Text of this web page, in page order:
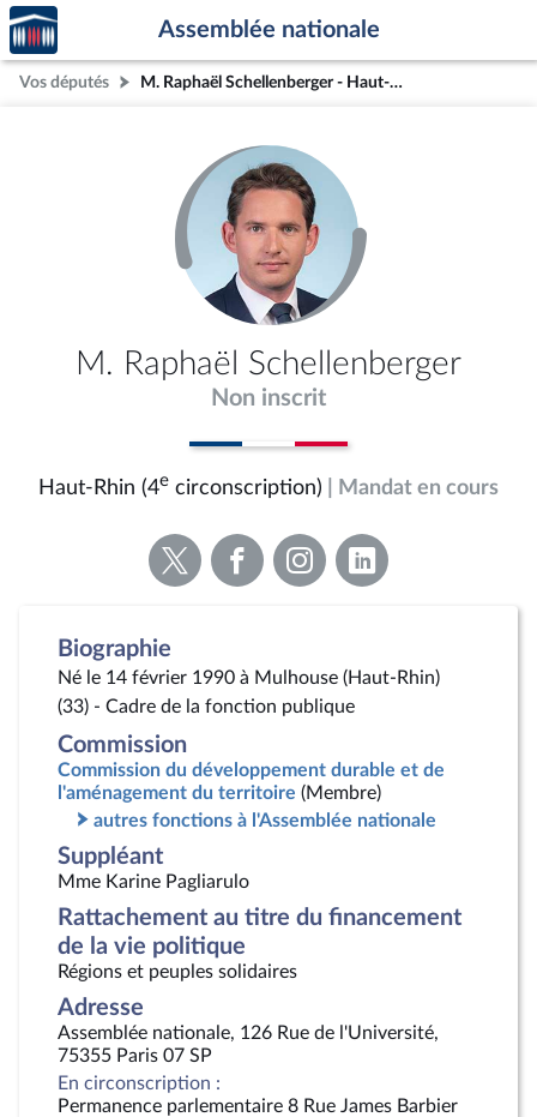
Aller au contenu
Aller en bas de la page
Accèder
à la
page
d'accueil
Assemblée nationale
Vos députés M. Raphaël Schellenberger - Haut-Rhin (4e circonscription)
M. Raphaël Schellenberger
Non inscrit
Haut-Rhin (4e circonscription) | Mandat en cours
Voir
la
Voir
la
Voir
la
Voir
la
Biographie
Né le 14 février 1990 à Mulhouse (Haut-Rhin)
(33) - Cadre de la fonction publique
Commission
Commission du développement durable et de
l'aménagement du territoire (Membre)
autres fonctions à l'Assemblée nationale
Suppléant
Mme Karine Pagliarulo
Rattachement au titre du financement
de la vie politique
Régions et peuples solidaires
Adresse
Assemblée nationale, 126 Rue de l'Université,
75355 Paris 07 SP
En circonscription :
Permanence parlementaire 8 Rue James Barbier